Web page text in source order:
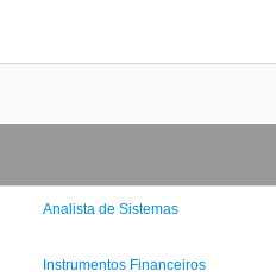
Analista de Sistemas
Instrumentos Financeiros